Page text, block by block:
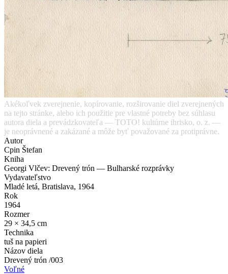
Akékoľvek zverejnenie, kopírovanie, rozširovanie diel zverejnených
na tejto stránke, alebo ich použitie pre vlastné potreby bez súhlasu
autora diela a prevádzkovateľa — TOTO! kultúrne ihrisko, o. z. —
je neoprávnené a zakázané a môže byť považované za protiprávne.
Autor
Cpin Štefan
Kniha
Georgi Vlčev: Drevený trón — Bulharské rozprávky
Vydavateľstvo
Mladé letá, Bratislava, 1964
Rok
1964
Rozmer
29 × 34,5 cm
Technika
tuš na papieri
Názov diela
Drevený trón /003
Voľné